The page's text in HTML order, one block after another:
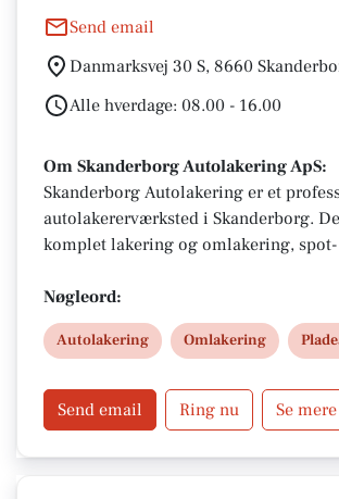
Send email
Danmarksvej 30 S, 8660
Alle hverdage: 08.00 - 16.00
Om Skanderborg Autolakering ApS:
Skanderborg Autolakering er et
autolakererværksted i Skanderborg.
komplet lakering og omlakering,
skadelakering, panellakering, Smart
polering og lakbeskyttelse. Med præcis
moderne sprøjtekabine og fokus på
– også ved forsikringsskader og ridser.
Nøgleord:
Autolakering Omlakering
Send email Ring nu Se mere